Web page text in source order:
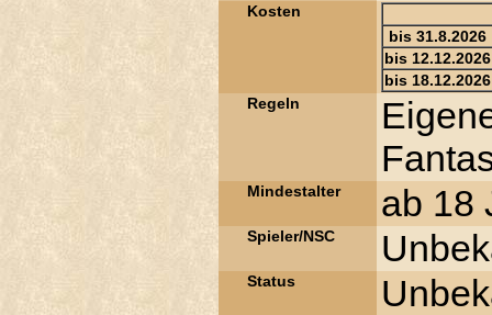
Kosten
bis 31.8.2026
bis 12.12.2026
bis 18.12.2026
Regeln
Mindestalter ab 18
Spieler/NSC
Status